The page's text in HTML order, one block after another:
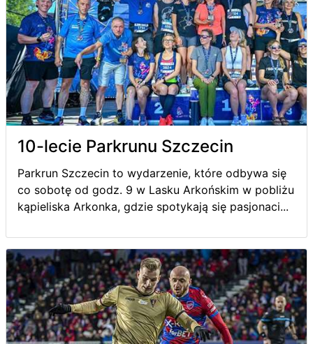
10-lecie Parkrunu Szczecin
Parkrun Szczecin to wydarzenie, które odbywa się
co sobotę od godz. 9 w Lasku Arkońskim w pobliżu
kąpieliska Arkonka, gdzie spotykają się pasjonaci...